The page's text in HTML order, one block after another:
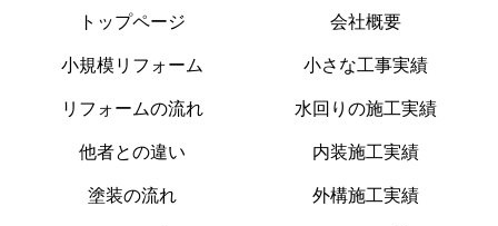
トップページ
小規模リフォーム
リフォームの流れ
他者との違い
塗装の流れ
会社概要
小さな工事実績
水回りの施工実績
内装施工実績
外構施工実績